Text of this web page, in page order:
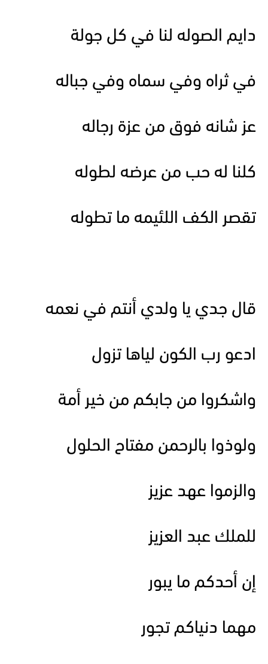
دايم الصوله لنا في كل جولة
في ثراه وفي سماه وفي جباله
عز شانه فوق من عزة رجاله
كلنا له حب من عرضه لطوله
تقصر الكف اللئيمه ما تطوله
قال جدي يا ولدي أنتم في نعمه
ادعو رب الكون لياها تزول
واشكروا من جابكم من خير أمة
ولوذوا بالرحمن مفتاح الحلول
والزموا عهد عزيز
للملك عبد العزيز
إن أحدكم ما يبور
مهما دنياكم تجور